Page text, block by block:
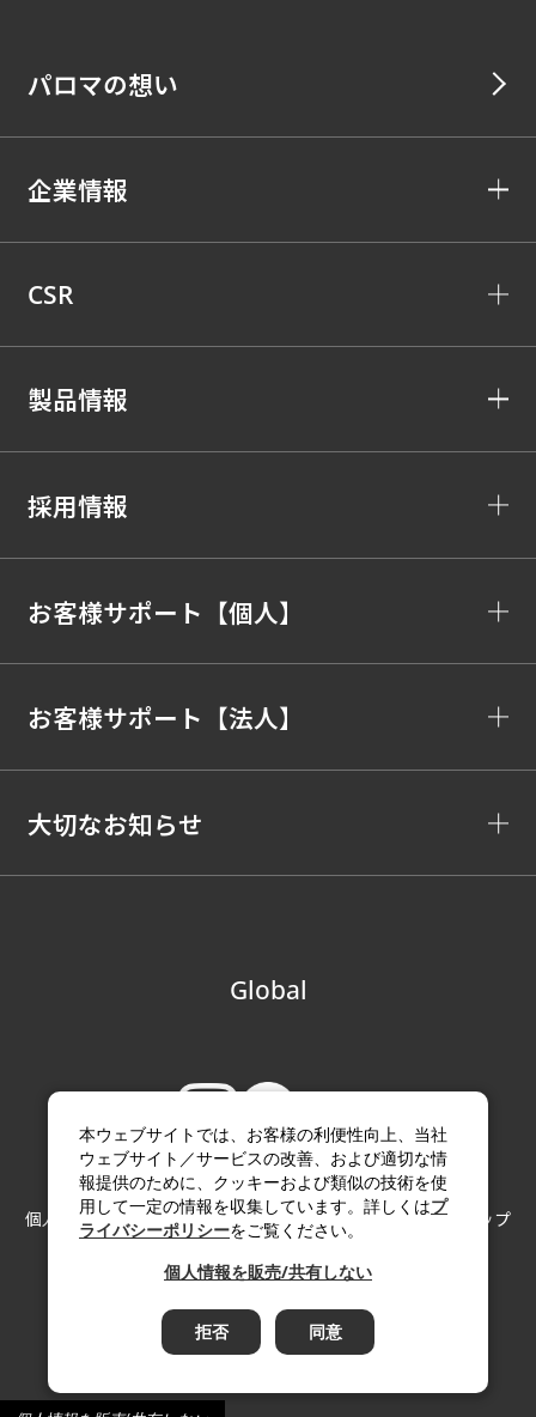
パロマの想い
企業情報
CSR
製品情報
採用情報
お客様サポート【個人】
お客様サポート【法人】
大切なお知らせ
Global
個人情報の取り扱い サイトのご利用にあたって サイトマップ
Copyright (c) Paloma Co., LTD. All rights reserved.
本ウェブサイトでは、お客様の利便性向上、当社
ウェブサイト／サービスの改善、および適切な情
報提供のために、クッキーおよび類似の技術を使
用して一定の情報を収集しています。詳しくはプ
ライバシーポリシーをご覧ください。
個人情報を販売/共有しない
拒否 同意